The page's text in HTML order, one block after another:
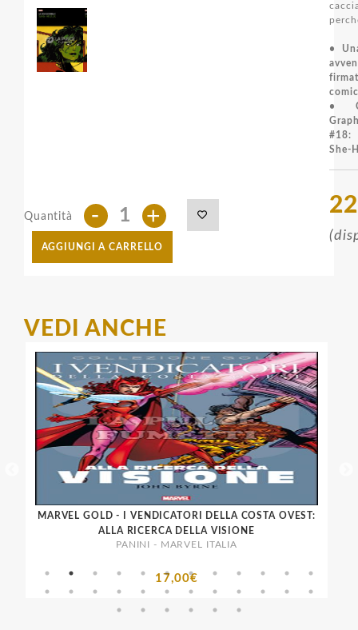
•
•
#18:
She-
Quantità - +
AGGIUNGI A CARRELLO
VEDI ANCHE
MARVEL GOLD - I VENDICATORI DELLA COSTA OVEST:
ALLA RICERCA DELLA VISIONE
PANINI - MARVEL ITALIA
17,00€